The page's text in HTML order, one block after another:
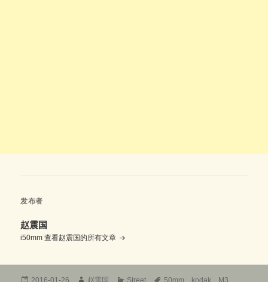
发布者
赵震国
i50mm查看赵震国的所有文章
发
2016-01-26 作
赵震国 分
Street 标
50mm kodak M3